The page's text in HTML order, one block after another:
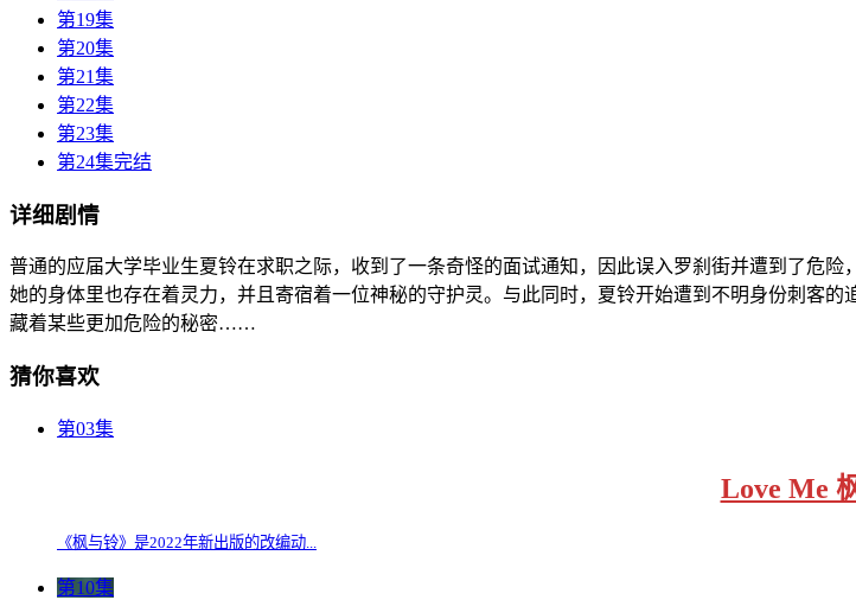
第19集
第20集
第21集
第22集
第23集
第24集完结
详细剧情
普通的应届大学毕业生夏铃在求职之际，收到了一条奇怪的面试通知，因此误入罗刹街并遭到了危
她的身体里也存在着灵力，并且寄宿着一位神秘的守护灵。与此同时，夏铃开始遭到不明身份刺客
藏着某些更加危险的秘密……
猜你喜欢
第03集
Love Me
《枫与铃》是2022年新出版的改编动...
第10集